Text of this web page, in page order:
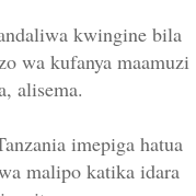
kwingine bila
wa kufanya maamuzi
alisema.
imepiga hatua
malipo katika idara